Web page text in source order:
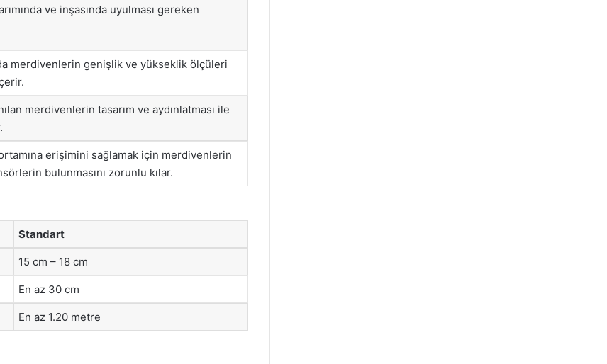
ve inşasında uyulması gereken
merdivenlerin genişlik ve yükseklik ölçüleri
merdivenlerin tasarım ve aydınlatması ile
erişimini sağlamak için merdivenlerin
bulunmasını zorunlu kılar.
Standart
15 cm – 18 cm
En az 30 cm
En az 1.20 metre